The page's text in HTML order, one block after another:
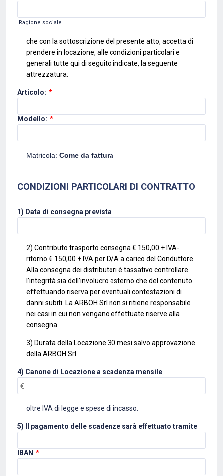
Ragione sociale
che con la sottoscrizione del presente atto, accetta di
prendere in locazione, alle condizioni particolari e
generali tutte qui di seguito indicate, la seguente
attrezzatura:
Articolo: *
Modello: *
Matricola:Come da fattura
CONDIZIONI PARTICOLARI DI CONTRATTO
1) Data di consegna prevista
2) Contributo trasporto consegna € 150,00 + IVA-
ritorno € 150,00 + IVA per D/A a carico del Conduttore.
Alla consegna dei distributori è tassativo controllare
l’integrità sia dell’involucro esterno che del contenuto
effettuando riservaper eventuali contestazioni di
danni subiti. La ARBOH Srl non si ritiene responsabile
nei casi in cui non vengano effettuateriserve alla
consegna.
3) Durata della Locazione 30 mesi salvo approvazione
della ARBOH Srl.
4) Canone di Locazione a scadenza mensile
oltre IVA di legge e spese di incasso.
5) Il pagamento delle scadenze sarà effettuato tramite
IBAN *